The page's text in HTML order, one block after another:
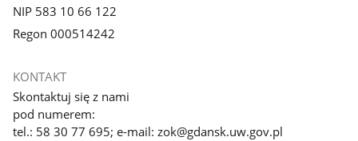
NIP 583 10 66 122
Regon 000514242
KONTAKT
Skontaktuj się z nami
pod numerem:
tel.: 58 30 77 695; e-mail: zok@gdansk.uw.gov.pl